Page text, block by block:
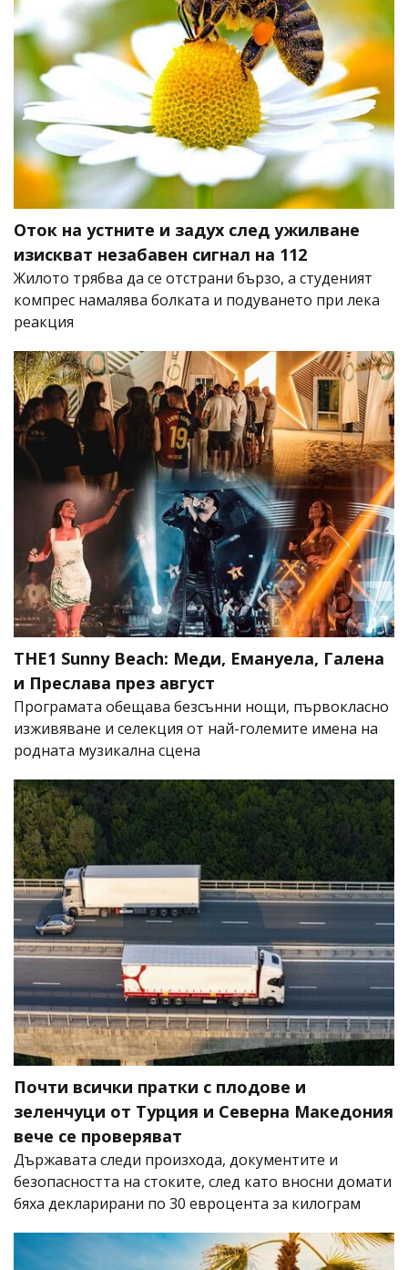
Оток на устните и задух след ужилване
изискват незабавен сигнал на 112
Жилото трябва да се отстрани бързо, а студеният
компрес намалява болката и подуването при лека
реакция
THE1 Sunny Beach: Меди, Емануела, Галена
и Преслава през август
Програмата обещава безсънни нощи, първокласно
изживяване и селекция от най-големите имена на
родната музикална сцена
Почти всички пратки с плодове и
зеленчуци от Турция и Северна Македония
вече се проверяват
Държавата следи произхода, документите и
безопасността на стоките, след като вносни домати
бяха декларирани по 30 евроцента за килограм